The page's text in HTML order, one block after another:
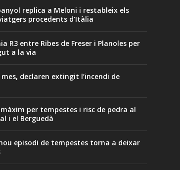
replica a Meloni i restableix els
procedents d’Itàlia
R3 entre Ribes de Freser i Planoles per
a la via
mes, declaren extingit l’incendi de
per tempestes i risc de pedra al
i el Berguedà
nou episodi de tempestes torna a deixar